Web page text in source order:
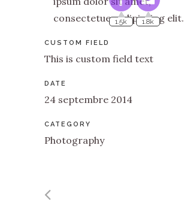
consectetuer adipiscing elit.
CUSTOM FIELD
This is custom field text
DATE
24 septembre 2014
CATEGORY
Photography
1.5k 1.8k